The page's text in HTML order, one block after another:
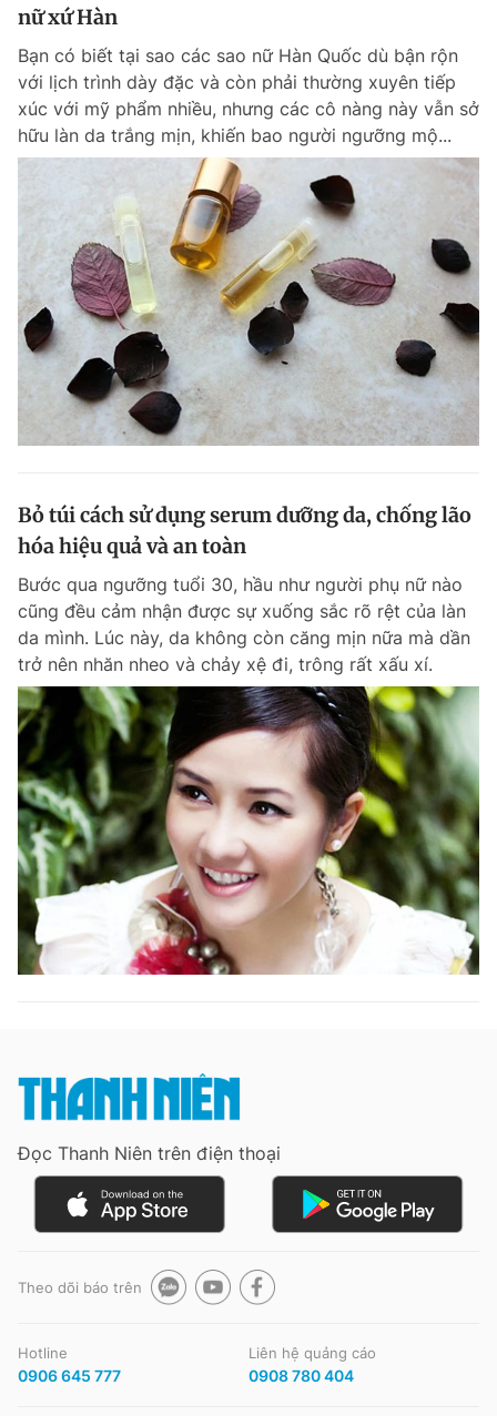
nữ xứ Hàn
Bạn có biết tại sao các sao nữ Hàn Quốc dù bận rộn
với lịch trình dày đặc và còn phải thường xuyên tiếp
xúc với mỹ phẩm nhiều, nhưng các cô nàng này vẫn sở
hữu làn da trắng mịn, khiến bao người ngưỡng mộ...
Bỏ túi cách sử dụng serum dưỡng da, chống lão
hóa hiệu quả và an toàn
Bước qua ngưỡng tuổi 30, hầu như người phụ nữ nào
cũng đều cảm nhận được sự xuống sắc rõ rệt của làn
da mình. Lúc này, da không còn căng mịn nữa mà dần
trở nên nhăn nheo và chảy xệ đi, trông rất xấu xí.
Đọc Thanh Niên trên điện thoại
Theo dõi báo trên
Hotline
0906 645 777
Liên hệ quảng cáo
0908 780 404